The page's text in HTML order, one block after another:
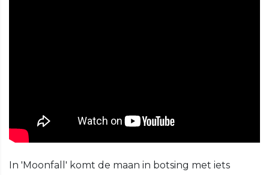
In 'Moonfall' komt de maan in botsing met iets